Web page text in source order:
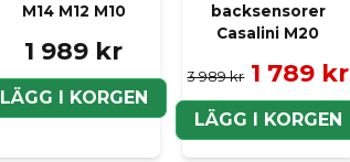
M14 M12 M10
1 989 kr
LÄGG I KORGEN
backsensorer
Casalini M20
3 989 kr 1 789 kr
LÄGG I KORGEN